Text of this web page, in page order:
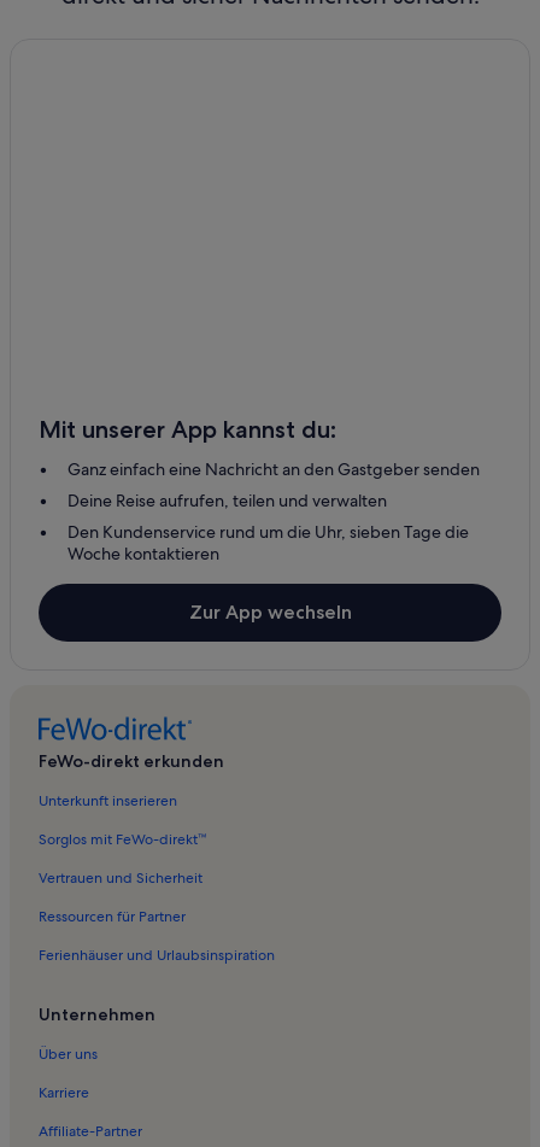
Mit unserer App kannst du:
Ganz einfach eine Nachricht an den Gastgeber senden
Deine Reise aufrufen, teilen und verwalten
Den Kundenservice rund um die Uhr, sieben Tage die
Woche kontaktieren
Zur App wechseln
FeWo-direkt erkunden
Unterkunft inserieren
Sorglos mit FeWo-direkt™
Vertrauen und Sicherheit
Ressourcen für Partner
Ferienhäuser und Urlaubsinspiration
Unternehmen
Über uns
Karriere
Affiliate-Partner